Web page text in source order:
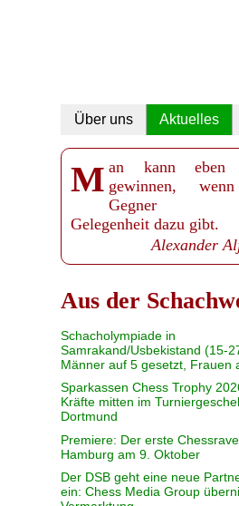
Navigation
überspringen
Über uns Aktuelles
Man kann eben nicht gewinnen,
Gegner
Gelegenheit dazu gibt.
Alexander
Aus der
Schacholympiade in
Samrakand/Usbekistand (15-
Männer auf 5 gesetzt, Frauen
Sparkassen Chess Trophy
Kräfte mitten im
Dortmund
Premiere: Der erste
Hamburg am 9. Oktober
Der DSB geht eine neue
ein: Chess Media Group